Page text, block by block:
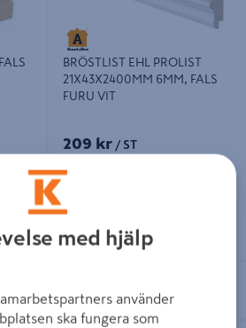
BRÖSTLIST EHL PROLIST
21X43X2400MM 6MM, FALS
FURU VIT
209 kr / ST
med hjälp
använder
ska fungera som